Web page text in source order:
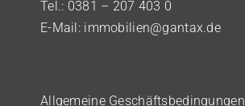
Tel.: 0381 – 207 403 0
E-Mail: immobilien@gantax.de
Allgemeine Geschäftsbedingungen